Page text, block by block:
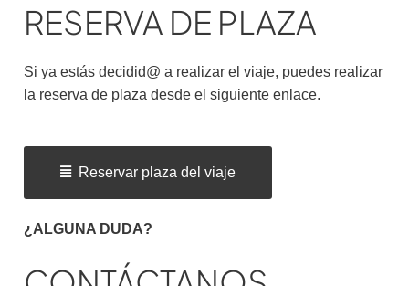
RESERVA DE PLAZA
Si ya estás decidid@ a realizar el viaje, puedes realizar
la reserva de plaza desde el siguiente enlace.
Reservar plaza del viaje
¿ALGUNA DUDA?